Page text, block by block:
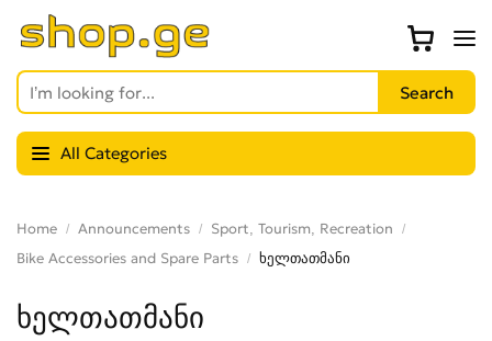
All Categories
Home Announcements
Sport, Tourism, Recreation
Bike Accessories and Spare Parts
ხელთათმანი
ხელთათმანი